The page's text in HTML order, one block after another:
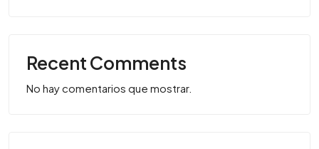
Recent Comments
No hay comentarios que mostrar.